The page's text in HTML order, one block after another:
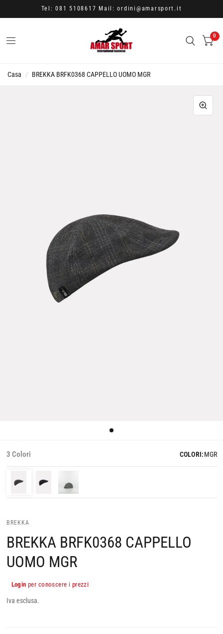
Tel: 081 5108617 Mail: ordini@amarsport.it
0
Casa / BREKKA BRFK0368 CAPPELLO UOMO MGR
3 Colori COLORI:MGR
BREKKA
BREKKA BRFK0368 CAPPELLO
UOMO MGR
Login per conoscere i prezzi
Iva esclusa.